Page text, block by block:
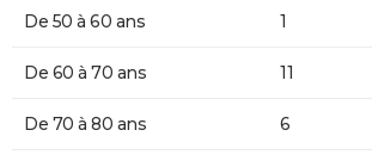
De 50 à 60 ans 1
De 60 à 70 ans 11
De 70 à 80 ans 6